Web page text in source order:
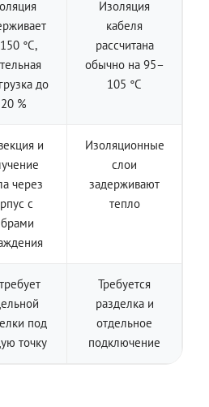
°C,
до
%
Изоляция
кабеля
рассчитана
обычно на 95–
105 °C
и
через
с
Изоляционные
слои
задерживают
тепло
под
точку
Требуется
разделка и
отдельное
подключение